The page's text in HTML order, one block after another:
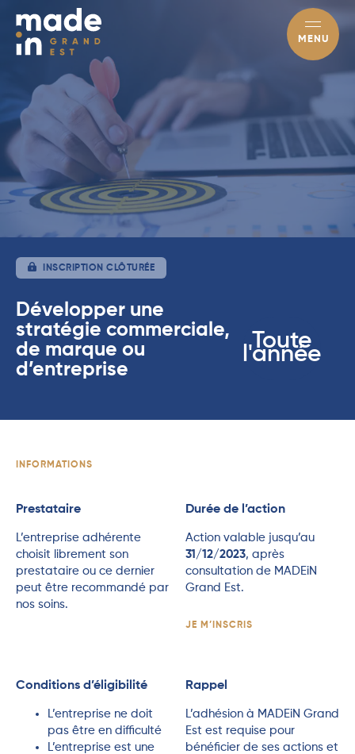
MENU
INSCRIPTION CLÔTURÉE
Développer une
stratégie commerciale,
de marque ou
d’entreprise
Toute
l'année
INFORMATIONS
Prestataire
L’entreprise adhérente
choisit librement son
prestataire ou ce dernier
peut être recommandé par
nos soins.
Durée de l’action
Action valable jusqu’au
31/12/2023, après
consultation de MADEiN
Grand Est.
JE M’INSCRIS
Conditions d’éligibilité
L’entreprise ne doit
pas être en difficulté
L’entreprise est une
Rappel
L’adhésion à MADEiN Grand
Est est requise pour
bénéficier de ses actions et